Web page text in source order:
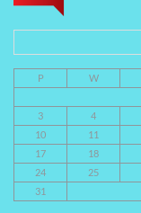
P W
3
4
10
11
17
18
24
25
31